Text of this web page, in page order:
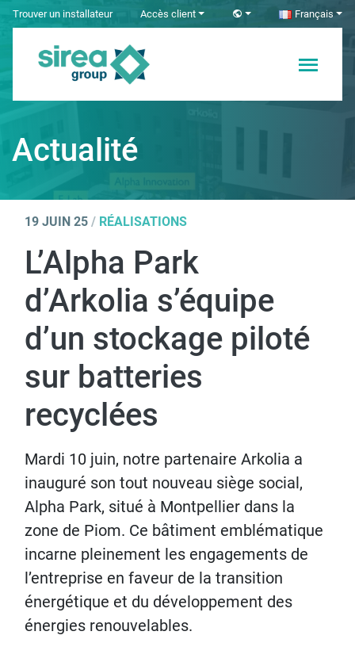
SkipTrouver un installateur Accès client Français
Solutions en
Électricité et
Actualité
19 JUIN 25 / RÉALISATIONS
L’Alpha Park
d’Arkolia s’équipe
d’un stockage piloté
sur batteries
recyclées
Mardi 10 juin, notre partenaire Arkolia a
inauguré son tout nouveau siège social,
Alpha Park, situé à Montpellier dans la
zone de Piom. Ce bâtiment emblématique
incarne pleinement les engagements de
l’entreprise en faveur de la transition
énergétique et du développement des
énergies renouvelables.